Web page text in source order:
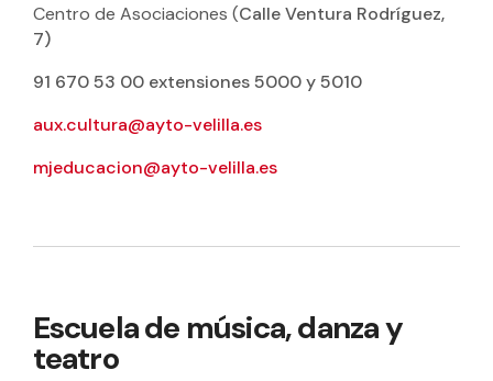
Centro de Asociaciones (Calle Ventura Rodríguez,
7)
91 670 53 00 extensiones 5000 y 5010
aux.cultura@ayto-velilla.es
mjeducacion@ayto-velilla.es
Escuela de música, danza y
teatro